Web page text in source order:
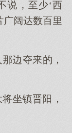
说，至少‘西
阔达数百
边夺的，
坐镇晋阳，